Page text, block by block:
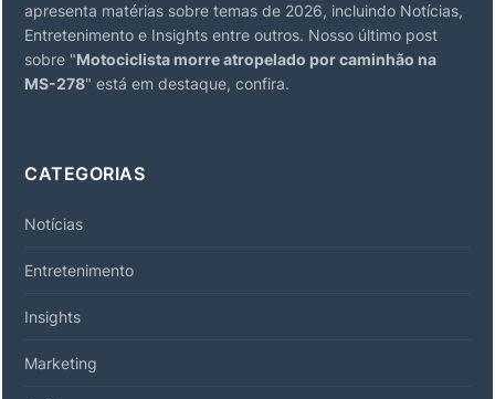
apresenta matérias sobre temas de 2026, incluindo Notícias,
Entretenimento e Insights entre outros. Nosso último post
sobre "Motociclista morre atropelado por caminhão na
MS-278" está em destaque, confira.
CATEGORIAS
Notícias
Entretenimento
Insights
Marketing